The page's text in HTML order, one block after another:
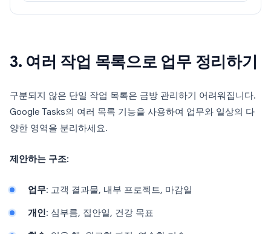
3. 여러 작업 목록으로 업무 정리하기
구분되지 않은 단일 작업 목록은 금방 관리하기 어려워집니다.
Google Tasks의 여러 목록 기능을 사용하여 업무와 일상의 다
양한 영역을 분리하세요.
제안하는 구조:
업무: 고객 결과물, 내부 프로젝트, 마감일
개인: 심부름, 집안일, 건강 목표